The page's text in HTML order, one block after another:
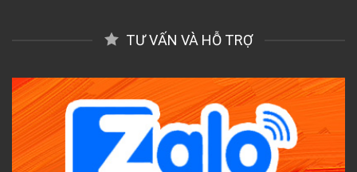
TƯ VẤN VÀ HỖ TRỢ